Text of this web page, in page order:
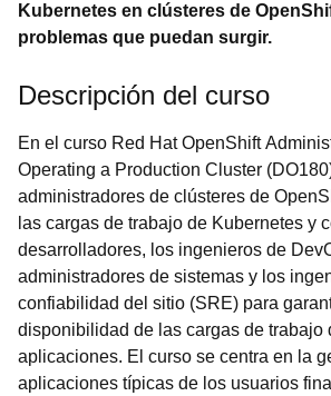
Kubernetes en clústeres de
problemas que puedan surgir.
Descripción del curso
En el curso Red Hat OpenShift
Operating a Production Cluster
administradores de clústeres de
las cargas de trabajo de Kubernetes y
desarrolladores, los ingenieros de
administradores de sistemas y los
confiabilidad del sitio (SRE) para
disponibilidad de las cargas de trabajo
aplicaciones. El curso se centra en la
aplicaciones típicas de los usuarios